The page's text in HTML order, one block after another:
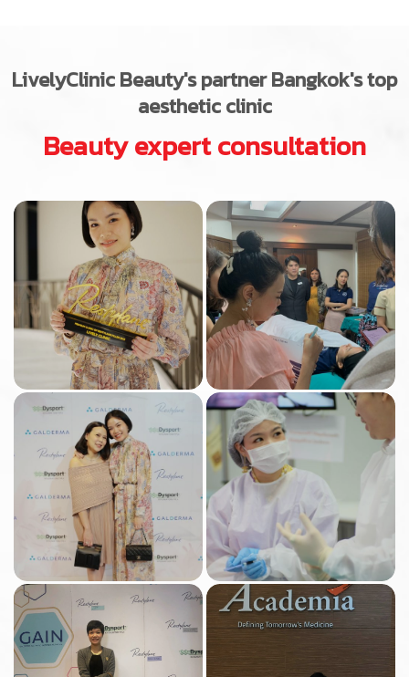
LivelyClinicBeauty's partner Bangkok's top
aesthetic clinic
Beauty expert consultation